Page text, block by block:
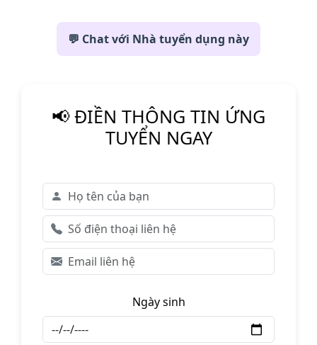
💬 Chat với Nhà tuyển dụng này
📢 ĐIỀN THÔNG TIN ỨNG
TUYỂN NGAY
Ngày sinh